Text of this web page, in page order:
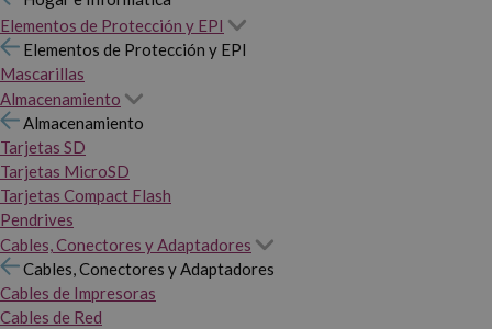
Elementos de Protección y EPI
Elementos de Protección y EPI
Mascarillas
Almacenamiento
Almacenamiento
Tarjetas SD
Tarjetas MicroSD
Tarjetas Compact Flash
Pendrives
Cables, Conectores y Adaptadores
Cables, Conectores y Adaptadores
Cables de Impresoras
Cables de Red